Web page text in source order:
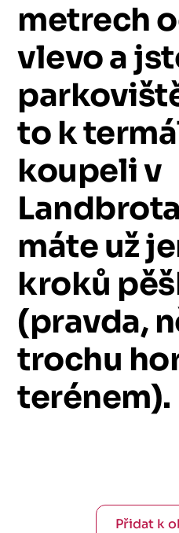
metrech
vlevoa
to k
koupeliv
máteuž
kroků
(pravda,
trochu
terénem).
Přidat k